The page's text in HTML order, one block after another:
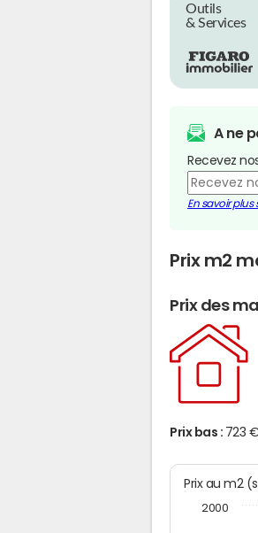
Outils
& Services
A ne
Recevez
En savoir
Prix m2
Prix des
Prix bas : 723
2000